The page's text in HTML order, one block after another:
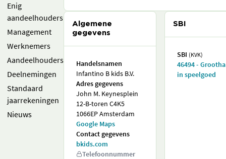
Enig
aandeelhouders
Management
Werknemers
Aandeelhouders
Deelnemingen
Standaard
jaarrekeningen
Nieuws
Algemene
gegevens
Handelsnamen
Infantino B kids B.V.
Adres gegevens
John M. Keynesplein
12-B-toren C4K5
1066EP Amsterdam
Google Maps
Contact gegevens
bkids.com
Telefoonnummer
SBI
SBI (KVK)
46494 -
in speelgoed